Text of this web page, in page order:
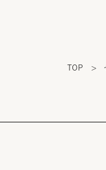
TOP >